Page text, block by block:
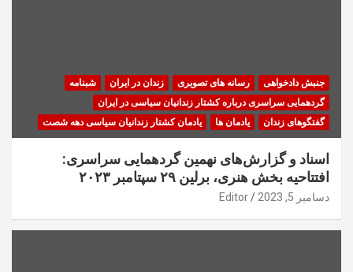
جنبش دادخواهی رسانه های تصویری زندان در ایران
شبنامه
گردهمایی سراسری درباره کشتار زندانیان سیاسی در ایران
گفتگوهای زندان
یادمان ها یادمان کشتار زندانیان سیاسی دهه شصت
اسناد و گزارش‌های نهمین گردهمایی سراسری:
افتتاحیه بخش هنری، برلین ۲۹ سپتامبر ۲۰۲۳
دسامبر 5, 2023 Editor